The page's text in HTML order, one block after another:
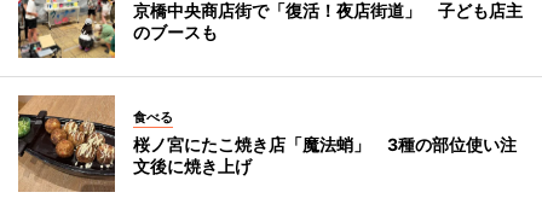
京橋中央商店街で「復活！夜店街道」 子ども店主
のブースも
食べる
桜ノ宮にたこ焼き店「魔法蛸」 3種の部位使い注
文後に焼き上げ